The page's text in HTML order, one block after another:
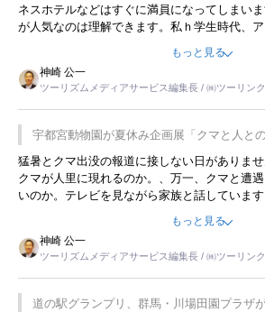
ネスホテルなどはすぐに満員になってしまい
が人気なのは理解できます。私ｈ学生時代、
をした時は、移動はグレイハウンドバスでし
用してホテル代を浮かせていました。ただし
す。若い人が夜行バスで京都に行った、青森
が残らないのかなと思ってしまいます。
もっと見る
神崎 公一
ツーリズムメディアサービス編集長 / ㈱ツーリン
宇都宮動物園が夏休み企画展「クマと人と
開催
猛暑とクマ出没の報道に接しない日がありませ
クマが人里に現れるのか。、万一、クマと遭
いのか。テレビを見ながら家族と話していま
んてことは、冗談でもいえません。そんな中
もっと見る
神崎 公一
ツーリズムメディアサービス編集長 / ㈱ツーリン
道の駅グランプリ、群馬・川場田園プラザ